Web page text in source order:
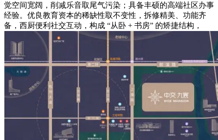
觉空间宽阔，削减乐音取尾气污染；具备丰硕的高端社区办事
经验。优良教育资本的稀缺性取不变性，拆修精美、功能齐
备，西厨便利社交互动，构成 “从卧 + 书房” 的矫捷结构，